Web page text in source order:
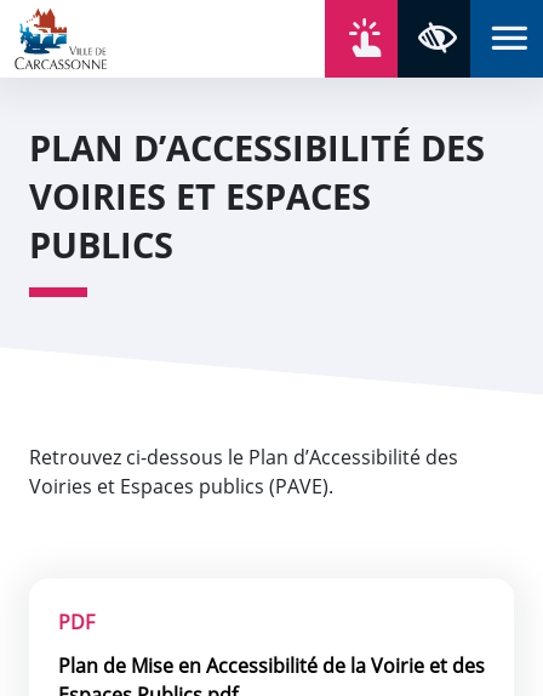
Aller au contenu
Aller au menu
Aller au plan du site
Aller à la recherche
PLAN D’ACCESSIBILITÉ DES
VOIRIES ET ESPACES
PUBLICS
Retrouvez ci-dessous le Plan d’Accessibilité des
Voiries et Espaces publics (PAVE).
PDF
Plan de Mise en Accessibilité de la Voirie et des
Panneau de gestion des cookies